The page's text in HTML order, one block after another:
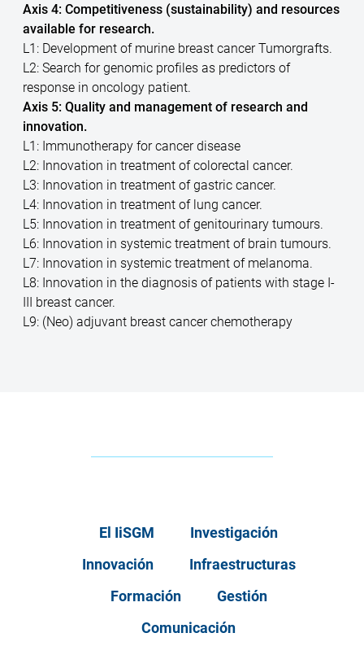
Axis 4: Competitiveness (sustainability) and resources
available for research.
L1: Development of murine breast cancer Tumorgrafts.
L2: Search for genomic profiles as predictors of
response in oncology patient.
Axis 5: Quality and management of research and
innovation.
L1: Immunotherapy for cancer disease
L2: Innovation in treatment of colorectal cancer.
L3: Innovation in treatment of gastric cancer.
L4: Innovation in treatment of lung cancer.
L5: Innovation in treatment of genitourinary tumours.
L6: Innovation in systemic treatment of brain tumours.
L7: Innovation in systemic treatment of melanoma.
L8: Innovation in the diagnosis of patients with stage I-
III breast cancer.
L9: (Neo) adjuvant breast cancer chemotherapy
El IiSGM
Investigación
Innovación
Infraestructuras
Formación
Gestión
Comunicación